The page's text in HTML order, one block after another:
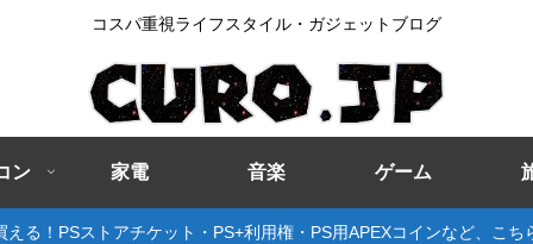
コスパ重視ライフスタイル・ガジェットブログ
ン 家電 音楽 ゲーム
える！PSストアチケット・PS+利用権・PS用APEXコインなど、こち